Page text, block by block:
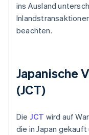
ins Ausland
beachten.
Japanische
(JCT)
Die JCT wird auf
die in Japan